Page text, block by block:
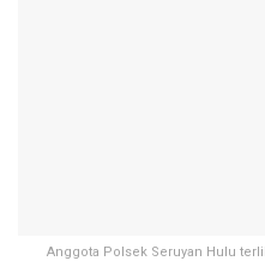
Anggota Polsek Seruyan Hulu